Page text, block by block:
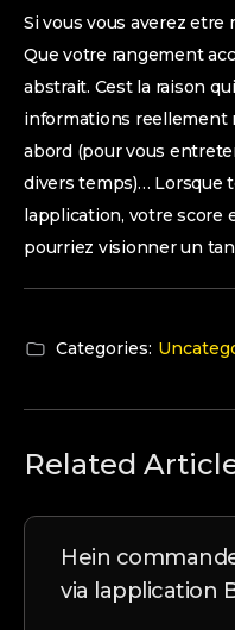
Si vous vous averez etre
Que votre rangement
abstrait. Cest la raison
informations reellement
abord (pour vous
divers temps)… Lorsque
lapplication, votre
pourriez visionner un
Categories:
Related
Hein
via lapplication